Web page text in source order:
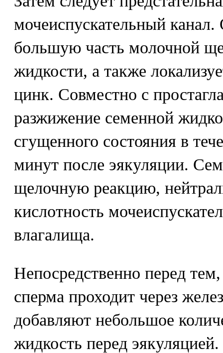
мочеиспускательный
большую часть молочной
жидкости, а также
цинк. Совместно с
разжижение семенной
сгущенного состояния в
минут после эякуляции.
щелочную реакцию,
кислотность
влагалища.
Непосредственно перед
сперма проходит через
добавляют небольшое
жидкость перед